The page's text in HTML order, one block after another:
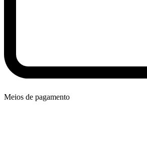
Meios de pagamento